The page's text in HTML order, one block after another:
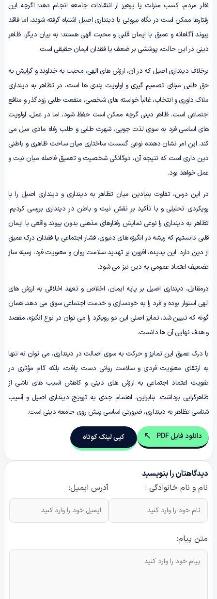
نظر مردم، کسب منزلت یا پرهیز از انتقادات جامعه انجام دهد؛ اگرچه این
رفتارها ممکن است در نگاه بیرونی با دینداری اصیل اشتباه گرفته شوند، اما فاقد
پیوند آگاهانه و عمیق با ایمان قلبی و محبت الهی هستند؛ به بیان دیگر، ظاهر
دینی در این حالت، پوششی بر ضعف یا فقدان ایمان حقیقی است.
برخلاف دینداری اصیل که در آن، ارزش های الهی، محبت به خداوند و گرایش به
حق طلبی مبنای تصمیم گیری و اولویت بندی ها است، در تظاهر به دینداری
ملاک داوری و انتخاب، غالباً خواسته های شخصی، منفعت طلبی زودگذر و منافع
اجتماعی است. ظاهر دینی گرچه ممکن است حفظ شود، اما در عمل، اولویت
های اساسی فرد به سوی لذت جویی، شهرت طلبی و طلب رفاه مادی میل می
کند. این امر نشان دهنده نوعی گسست ساختاری میان ساحت ظاهری و باطنی
دین داری است که نتیجه آن، دوگانگی شخصیت و تعمیق فاصله میان نیت و
عمل خواهد بود.
در این درس، تفاوت بنیادین میان تظاهر به دینداری و دینداری اصیل را با
رویکردی تحلیلی و با تأکید بر نقش نیت و باطن در دینداری بررسی کردیم.
تظاهر به دینداری را نوعی نمایش رفتارهای مذهبی بدون پیوند واقعی با ایمان
قلبی دانستیم که ریشه در انگیزه های دنیوی، فشار اجتماعی یا فقدان درک عمیق
از دین دارد. این پدیده، افزون بر تهدید سلامت روان و معنویت فرد، زمینه ساز
تضعیف اعتماد عمومی به دین نیز می شود.
درمقابل، دینداری اصیل بر پایه ایمان، اخلاص و تعهد اخلاقی به ارزش های
الهی استوار بوده و فرد را به خودسازی و خدمت اجتماعی سوق می دهد. همان
گونه که تبیین شد، تمایز اصلی این دو رویکرد را می توان در نوع انگیزه، مقصد
و هدف نهایی آن ها دانست.
با درک عمیق این تمایز و حرکت به سوی اصالت در دینداری، می توان نه تنها
به ارتقای معنویت فردی و سلامت روانی دست یافت، بلکه گام مؤثری در
تقویت اعتماد اجتماعی به ارزش های دینی و کاهش آسیب های ناشی از
ظاهرگرایی برداشت. بنابراین، اهتمام جدی به ترویج دینداری اصیل و آسیب
شناسی تظاهر به دینداری، ضرورتی اساسی پیش روی جامعه دینی است.
دانلود فایل PDF کپی لینک کوتاه
دیدگاهتان را بنویسید
نام و نام خانوادگی :
آدرس ایمیل:
متن پیام: